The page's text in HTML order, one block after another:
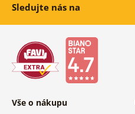
Sledujte nás na
Vše o nákupu